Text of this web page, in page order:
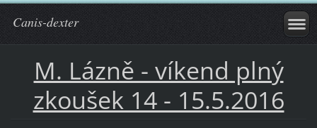
Canis-dexter
M. Lázně - víkend plný
zkoušek 14 - 15.5.2016